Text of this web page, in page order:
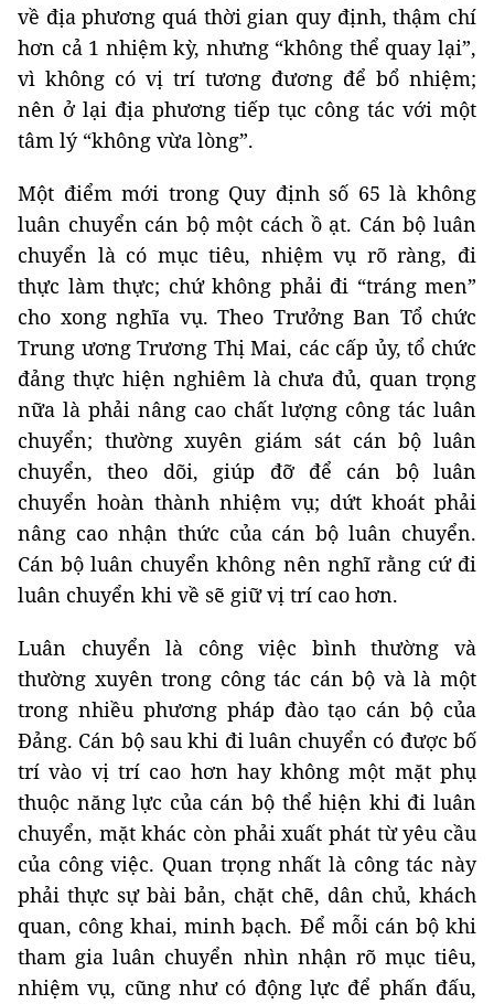
về địa phương quá thời gian quy định, thậm chí
hơn cả 1 nhiệm kỳ, nhưng “không thể quay lại”,
vì không có vị trí tương đương để bổ nhiệm;
nên ở lại địa phương tiếp tục công tác với một
tâm lý “không vừa lòng”.
Một điểm mới trong Quy định số 65 là không
luân chuyển cán bộ một cách ồ ạt. Cán bộ luân
chuyển là có mục tiêu, nhiệm vụ rõ ràng, đi
thực làm thực; chứ không phải đi “tráng men”
cho xong nghĩa vụ. Theo Trưởng Ban Tổ chức
Trung ương Trương Thị Mai, các cấp ủy, tổ chức
đảng thực hiện nghiêm là chưa đủ, quan trọng
nữa là phải nâng cao chất lượng công tác luân
chuyển; thường xuyên giám sát cán bộ luân
chuyển, theo dõi, giúp đỡ để cán bộ luân
chuyển hoàn thành nhiệm vụ; dứt khoát phải
nâng cao nhận thức của cán bộ luân chuyển.
Cán bộ luân chuyển không nên nghĩ rằng cứ đi
luân chuyển khi về sẽ giữ vị trí cao hơn.
Luân chuyển là công việc bình thường và
thường xuyên trong công tác cán bộ và là một
trong nhiều phương pháp đào tạo cán bộ của
Đảng. Cán bộ sau khi đi luân chuyển có được bố
trí vào vị trí cao hơn hay không một mặt phụ
thuộc năng lực của cán bộ thể hiện khi đi luân
chuyển, mặt khác còn phải xuất phát từ yêu cầu
của công việc. Quan trọng nhất là công tác này
phải thực sự bài bản, chặt chẽ, dân chủ, khách
quan, công khai, minh bạch. Để mỗi cán bộ khi
tham gia luân chuyển nhìn nhận rõ mục tiêu,
nhiệm vụ, cũng như có động lực để phấn đấu,